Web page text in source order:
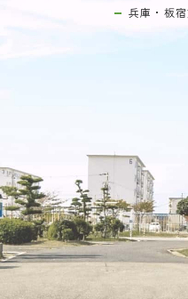
兵庫・板